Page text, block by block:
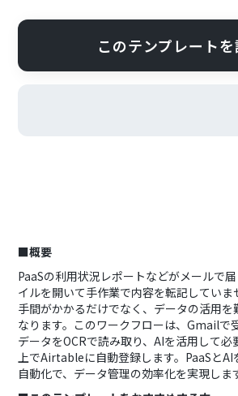
このテンプレート
■概要
PaaSの利用状況レポートなどがメールで
イルを開いて手作業で内容を転記してい
手間がかかるだけでなく、データの活用を
なります。このワークフローは、Gmailで
データをOCRで読み取り、AIを活用して必
上でAirtableに自動登録します。PaaSとAI
自動化で、データ管理の効率化を実現しま